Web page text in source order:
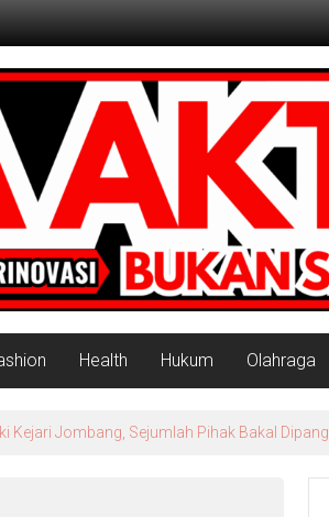
Health Hukum Olahraga
Paciran & Brondong Jadi Pusat